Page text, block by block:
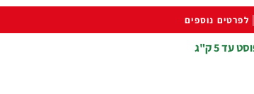
לפרטים נוספים